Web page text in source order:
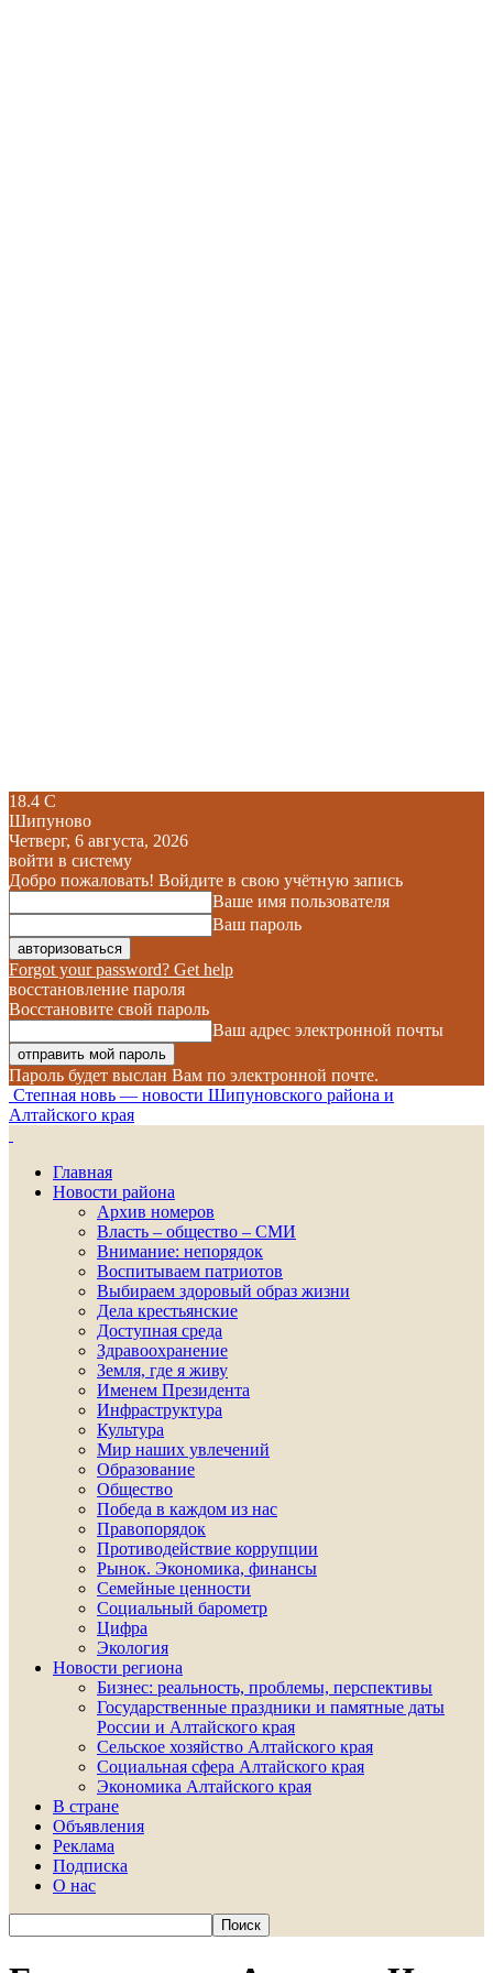
18.4 C
Шипуново
Четверг, 6 августа, 2026
войти в систему
Добро пожаловать! Войдите в свою учётную запись
Ваше имя пользователя
Ваш пароль
Forgot your password? Get help
восстановление пароля
Восстановите свой пароль
Ваш адрес электронной почты
Пароль будет выслан Вам по электронной почте.
Степная новь — новости Шипуновского района и
Алтайского края
Главная
Новости района
Архив номеров
Власть – общество – СМИ
Внимание: непорядок
Воспитываем патриотов
Выбираем здоровый образ жизни
Дела крестьянские
Доступная среда
Здравоохранение
Земля, где я живу
Именем Президента
Инфраструктура
Культура
Мир наших увлечений
Образование
Общество
Победа в каждом из нас
Правопорядок
Противодействие коррупции
Рынок. Экономика, финансы
Семейные ценности
Социальный барометр
Цифра
Экология
Новости региона
Бизнес: реальность, проблемы, перспективы
Государственные праздники и памятные даты
России и Алтайского края
Сельское хозяйство Алтайского края
Социальная сфера Алтайского края
Экономика Алтайского края
В стране
Объявления
Реклама
Подписка
О нас